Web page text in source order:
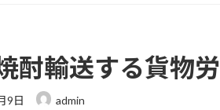
酎輸送する貨物
9日 admin